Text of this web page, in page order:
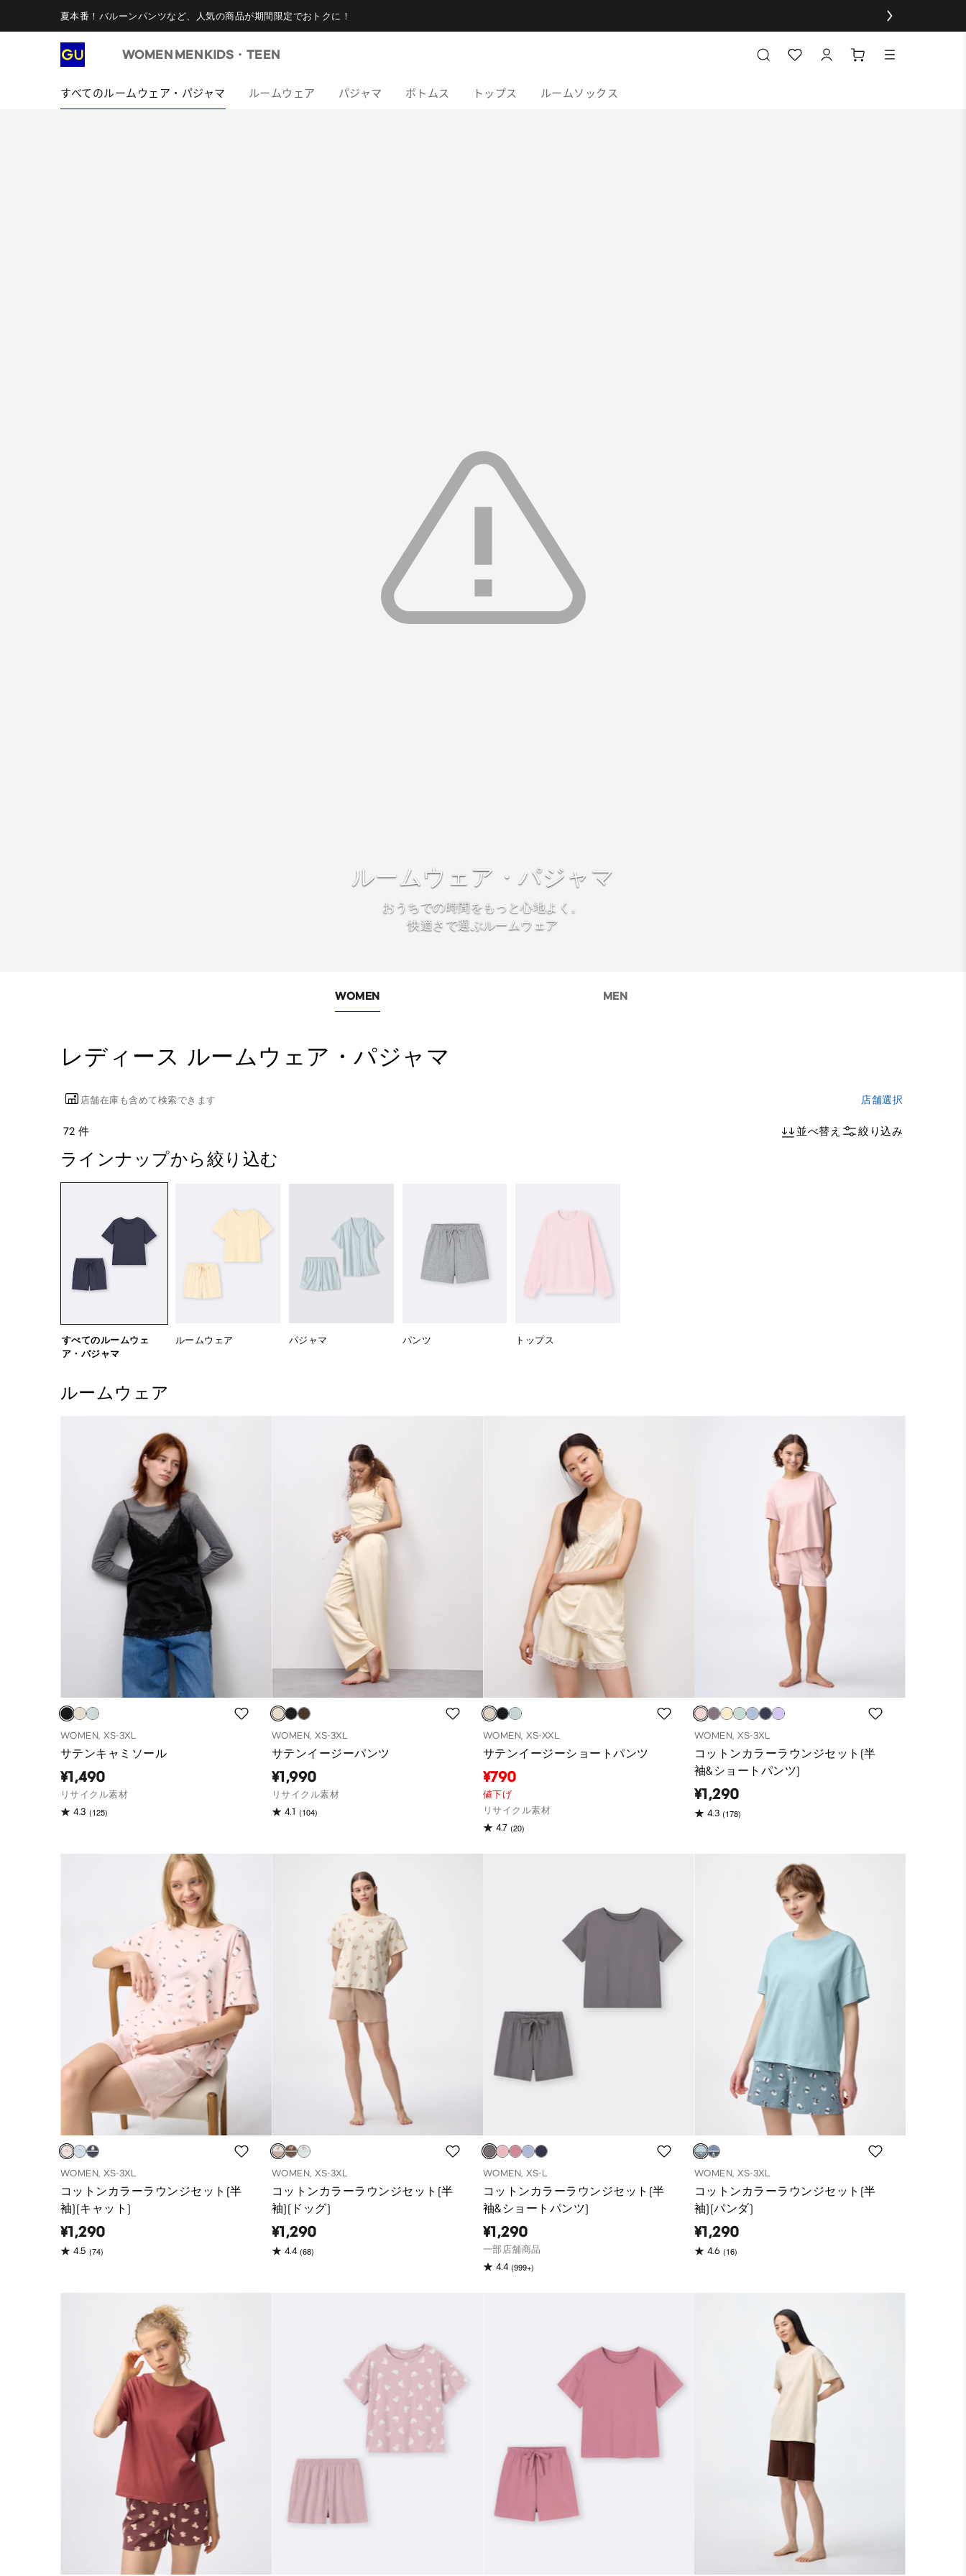
夏本番！バルーンパンツなど、人気の商品が期間限定でおトクに！
WOMEN MENKIDS・TEEN
すべてのルームウェア・パジャマ ルームウェア パジャマ ボトムス トップス ルームソックス
ルームウェア・パジャマ
おうちでの時間をもっと心地よく。
快適さで選ぶルームウェア
WOMEN MEN
レディース ルームウェア・パジャマ
店舗在庫も含めて検索できます 店舗選択
72 件 並べ替え 絞り込み
ラインナップから絞り込む
すべてのルームウェ
ア・パジャマ
ルームウェア パジャマ パンツ トップス
ルームウェア
WOMEN, XS-3XL
サテンキャミソール
¥1,490
リサイクル素材
4.3 (125)
WOMEN, XS-3XL
サテンイージーパンツ
¥1,990
リサイクル素材
4.1 (104)
WOMEN, XS-XXL
サテンイージーショートパンツ
¥790
値下げ
リサイクル素材
4.7 (20)
WOMEN, XS-3XL
コットンカラーラウンジセット(半
袖&ショートパンツ)
¥1,290
4.3 (178)
WOMEN, XS-3XL
コットンカラーラウンジセット(半
袖)(キャット)
¥1,290
4.5 (74)
WOMEN, XS-3XL
コットンカラーラウンジセット(半
袖)(ドッグ)
¥1,290
4.4 (68)
WOMEN, XS-L
コットンカラーラウンジセット(半
袖&ショートパンツ)
¥1,290
一部店舗商品
4.4 (999+)
WOMEN, XS-3XL
コットンカラーラウンジセット(半
袖)(パンダ)
¥1,290
4.6 (16)